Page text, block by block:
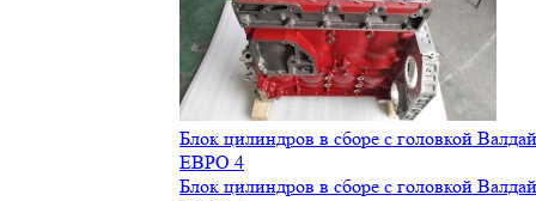
Блок цилиндров в сборе с головкой
ЕВРО 4
Блок цилиндров в сборе с головкой